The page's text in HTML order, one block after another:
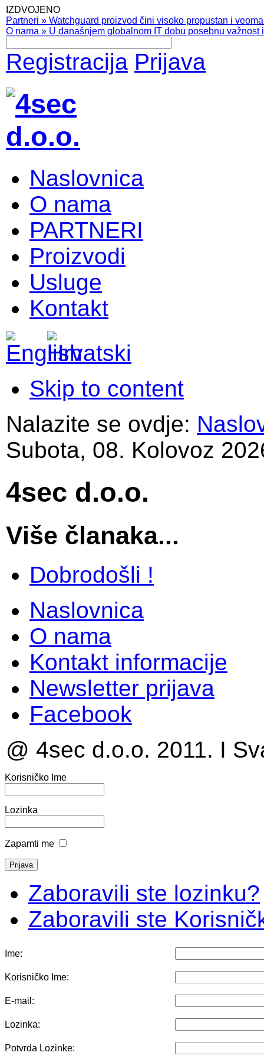
IZDVOJENO
Partneri » Watchguard proizvod čini visoko propustan i
O nama » U današnjem globalnom IT dobu posebnu
Registracija Prijava
Naslovnica
O nama
PARTNERI
Proizvodi
Usluge
Kontakt
Skip to content
Nalazite se ovdje:
Subota, 08. Kolovoz
4sec d.o.o.
Više članaka...
Dobrodošli !
Naslovnica
O nama
Kontakt informacije
Newsletter prijava
Facebook
@ 4sec d.o.o. 2011. I
Korisničko Ime
Lozinka
Zapamti me
Zaboravili ste lozinku?
Zaboravili ste
Ime:
Korisničko Ime:
E-mail:
Lozinka:
Potvrda Lozinke: